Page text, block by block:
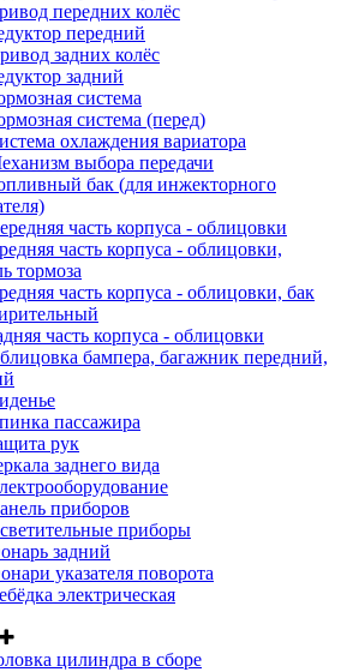
передних колёс
передний
задних колёс
задний
система
система (перед)
охлаждения вариатора
выбора передачи
бак (для инжекторного
часть корпуса - облицовки
часть корпуса - облицовки,
тормоза
часть корпуса - облицовки, бак
часть корпуса - облицовки
бампера, багажник передний,
пассажира
рук
заднего вида
приборов
приборы
задний
указателя поворота
электрическая
цилиндра в сборе